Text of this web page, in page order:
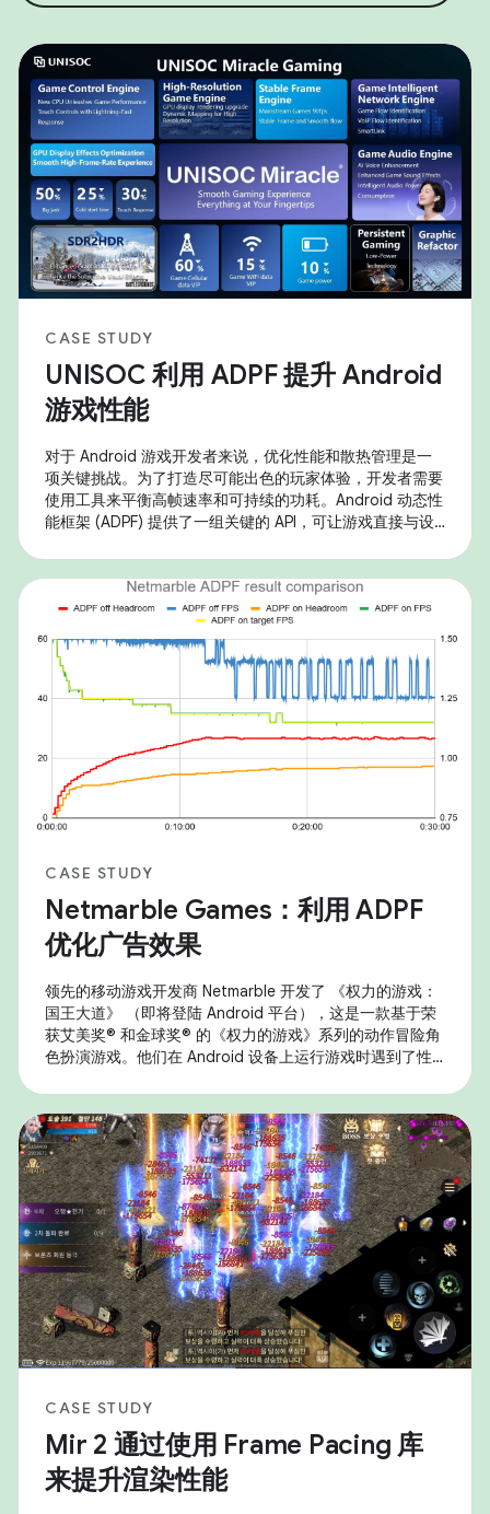
CASE STUDY
UNISOC 利用 ADPF 提升 Android
游戏性能
对于 Android 游戏开发者来说，优化性能和散热管理是一
项关键挑战。为了打造尽可能出色的玩家体验，开发者需要
使用工具来平衡高帧速率和可持续的功耗。Android 动态性
能框架 (ADPF) 提供了一组关键的 API，可让游戏直接与设
UNISOC 正在采用这些工具，以在其 SoC 上提供出色的游
戏体验。从 Android 14 开始，UNISOC 产品完全支持核心
ADPF API，包括 Performance Hint、Thermal 和
CASE STUDY
Netmarble Games：利用 ADPF
优化广告效果
领先的移动游戏开发商 Netmarble 开发了 《权力的游戏：
国王大道》 （即将登陆 Android 平台），这是一款基于荣
获艾美奖® 和金球奖® 的《权力的游戏》系列的动作冒险角
色扮演游戏。他们在 Android 设备上运行游戏时遇到了性
验。为解决此问题，他们战略性地利用了 Android 自适应
性能框架 (ADPF) ，并实施了以分辨率缩放和动态帧速率调
整为重点的优化。 高保真度移动游戏需要大量的 GPU 和
CPU 资源，这通常会导致
CASE STUDY
Mir 2 通过使用 Frame Pacing 库
来提升渲染性能